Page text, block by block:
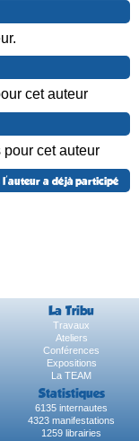
cet auteur
cet auteur
l'auteur a déjà participé
La Tribu
Travaux
Ateliers
Conférences
Expositions
La TEAM
Statistiques
6135 internautes
4323 manifestations
1259 librairies